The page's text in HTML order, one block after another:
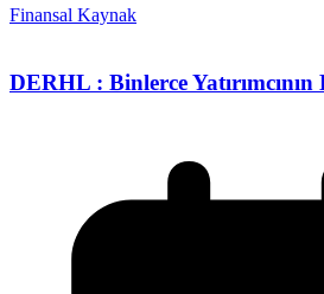
Finansal Kaynak
DERHL : Binlerce